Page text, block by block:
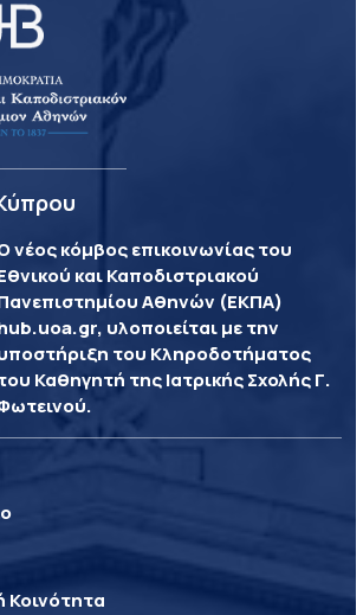
νέος κόμβος επικοινωνίας του
και Καποδιστριακού
Αθηνών (ΕΚΠΑ)
υλοποιείται με την
του Κληροδοτήματος
Καθηγητή της Ιατρικής Σχολής Γ.
Κοινότητα